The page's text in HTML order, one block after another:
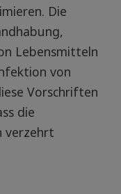
Die
Lebensmitteln
von
Vorschriften
die
verzehrt